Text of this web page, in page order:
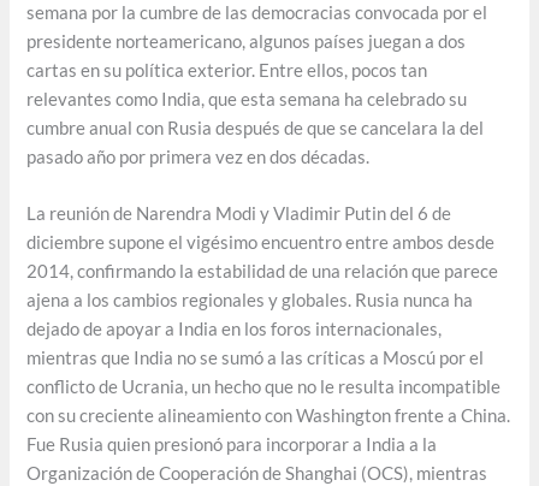
semana por la cumbre de las democracias convocada por el
presidente norteamericano, algunos países juegan a dos
cartas en su política exterior. Entre ellos, pocos tan
relevantes como India, que esta semana ha celebrado su
cumbre anual con Rusia después de que se cancelara la del
pasado año por primera vez en dos décadas.
La reunión de Narendra Modi y Vladimir Putin del 6 de
diciembre supone el vigésimo encuentro entre ambos desde
2014, confirmando la estabilidad de una relación que parece
ajena a los cambios regionales y globales. Rusia nunca ha
dejado de apoyar a India en los foros internacionales,
mientras que India no se sumó a las críticas a Moscú por el
conflicto de Ucrania, un hecho que no le resulta incompatible
con su creciente alineamiento con Washington frente a China.
Fue Rusia quien presionó para incorporar a India a la
Organización de Cooperación de Shanghai (OCS), mientras